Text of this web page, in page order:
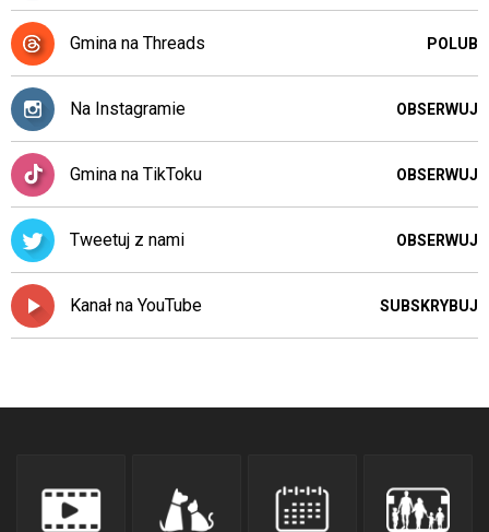
Gmina na Threads POLUB
Na Instagramie OBSERWUJ
Gmina na TikToku OBSERWUJ
Tweetuj z nami OBSERWUJ
Kanał na YouTube SUBSKRYBUJ